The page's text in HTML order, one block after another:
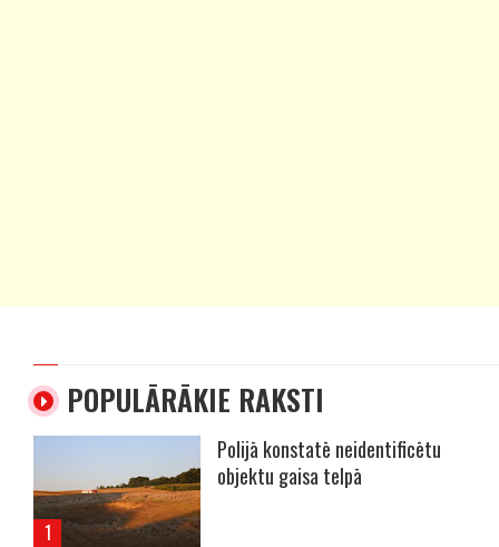
POPULĀRĀKIE RAKSTI
Polijā konstatē neidentificētu
objektu gaisa telpā